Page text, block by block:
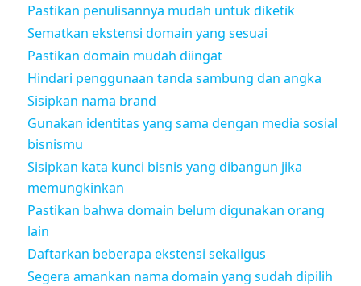
Pastikan penulisannya mudah untuk diketik
Sematkan ekstensi domain yang sesuai
Pastikan domain mudah diingat
Hindari penggunaan tanda sambung dan angka
Sisipkan nama brand
Gunakan identitas yang sama dengan media sosial
bisnismu
Sisipkan kata kunci bisnis yang dibangun jika
memungkinkan
Pastikan bahwa domain belum digunakan orang
lain
Daftarkan beberapa ekstensi sekaligus
Segera amankan nama domain yang sudah dipilih